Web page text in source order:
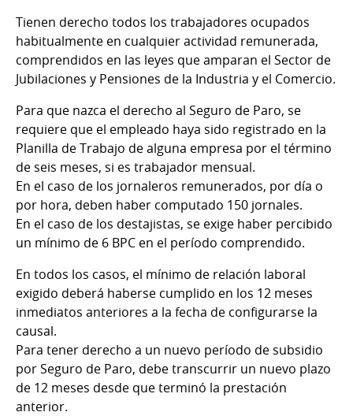
Tienen derecho todos los trabajadores ocupados
habitualmente en cualquier actividad remunerada,
comprendidos en las leyes que amparan el Sector de
Jubilaciones y Pensiones de la Industria y el Comercio.
Para que nazca el derecho al Seguro de Paro, se
requiere que el empleado haya sido registrado en la
Planilla de Trabajo de alguna empresa por el término
de seis meses, si es trabajador mensual.
En el caso de los jornaleros remunerados, por día o
por hora, deben haber computado 150 jornales.
En el caso de los destajistas, se exige haber percibido
un mínimo de 6 BPC en el período comprendido.
En todos los casos, el mínimo de relación laboral
exigido deberá haberse cumplido en los 12 meses
inmediatos anteriores a la fecha de configurarse la
causal.
Para tener derecho a un nuevo período de subsidio
por Seguro de Paro, debe transcurrir un nuevo plazo
de 12 meses desde que terminó la prestación
anterior.